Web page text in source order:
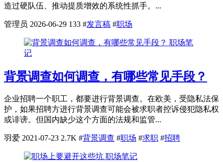
造过硬队伍、推动提质增效的系统性抓手。...
管理员 2026-06-29 133 #发言稿 #职场
职场笔
记
背景调查如何调查，有哪些常见手段？
企业招聘一个职工，都要进行背景调查。在欧美，受隐私法保
护，如果招聘方进行背景调查可能会被求职者控诉侵犯隐私权
或诽谤。但国内缺少这个方面的法规和监管...
羽爱 2021-07-23 2.7K #背景调查 #职场 #求职 #招聘
职场笔记